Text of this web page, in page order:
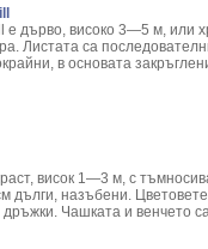
дърво, високо 3—5 м, или
Листата са
в основата
висок 1—3 м, с
дълги, назъбени.
Чашката и венчето